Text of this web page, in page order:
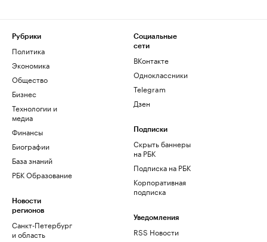
Рубрики
Политика
Экономика
Общество
Бизнес
Технологии и
медиа
Финансы
Биографии
База знаний
РБК Образование
Новости
регионов
Санкт-Петербург
и область
Социальные
сети
ВКонтакте
Одноклассники
Telegram
Дзен
Подписки
Скрыть баннеры
на РБК
Подписка на РБК
Корпоративная
подписка
Уведомления
RSS Новости